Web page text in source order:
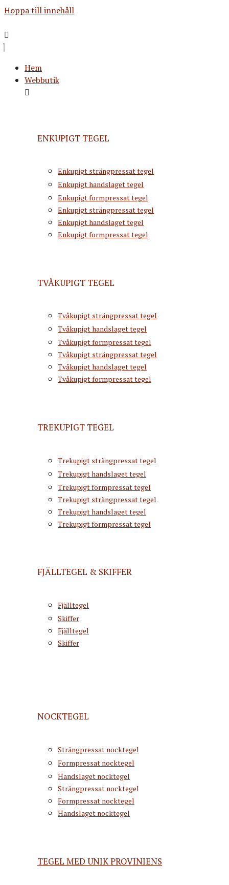
Hoppa till innehåll
Hem
Webbutik
ENKUPIGT TEGEL
Enkupigt strängpressat tegel
Enkupigt handslaget tegel
Enkupigt formpressat tegel
Enkupigt strängpressat tegel
Enkupigt handslaget tegel
Enkupigt formpressat tegel
TVÅKUPIGT TEGEL
Tvåkupigt strängpressat tegel
Tvåkupigt handslaget tegel
Tvåkupigt formpressat tegel
Tvåkupigt strängpressat tegel
Tvåkupigt handslaget tegel
Tvåkupigt formpressat tegel
TREKUPIGT TEGEL
Trekupigt strängpressat tegel
Trekupigt handslaget tegel
Trekupigt formpressat tegel
Trekupigt strängpressat tegel
Trekupigt handslaget tegel
Trekupigt formpressat tegel
FJÄLLTEGEL & SKIFFER
Fjälltegel
Skiffer
Fjälltegel
Skiffer
NOCKTEGEL
Strängpressat nocktegel
Formpressat nocktegel
Handslaget nocktegel
Strängpressat nocktegel
Formpressat nocktegel
Handslaget nocktegel
TEGEL MED UNIK PROVINIENS